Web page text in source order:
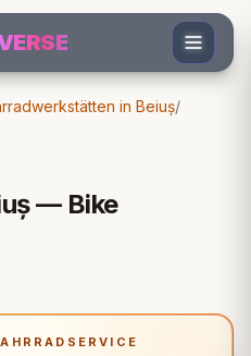
in Beiuș/
— Bike